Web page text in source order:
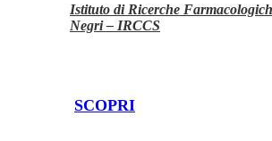
Istituto di Ricerche
Negri – IRCCS
SCOPRI